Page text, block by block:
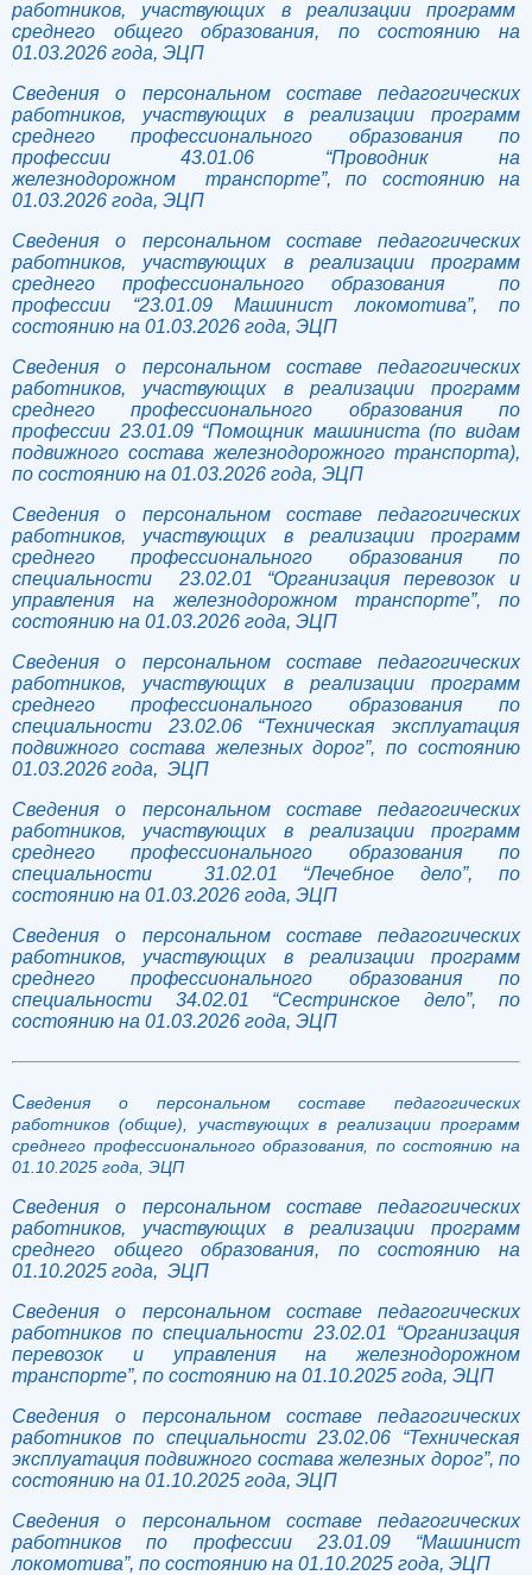
работников, участвующих в реализации программ
среднего общего образования, по состоянию на
01.03.2026 года, ЭЦП
Сведения о персональном составе педагогических
работников, участвующих в реализации программ
среднего профессионального образования по
профессии 43.01.06 “Проводник на
железнодорожном транспорте”, по состоянию на
01.03.2026 года, ЭЦП
Сведения о персональном составе педагогических
работников, участвующих в реализации программ
среднего профессионального образования по
профессии “23.01.09 Машинист локомотива”, по
состоянию на 01.03.2026 года, ЭЦП
Сведения о персональном составе педагогических
работников, участвующих в реализации программ
среднего профессионального образования по
профессии 23.01.09 “Помощник машиниста (по видам
подвижного состава железнодорожного транспорта),
по состоянию на 01.03.2026 года, ЭЦП
Сведения о персональном составе педагогических
работников, участвующих в реализации программ
среднего профессионального образования по
специальности 23.02.01 “Организация перевозок и
управления на железнодорожном транспорте”, по
состоянию на 01.03.2026 года, ЭЦП
Сведения о персональном составе педагогических
работников, участвующих в реализации программ
среднего профессионального образования по
специальности 23.02.06 “Техническая эксплуатация
подвижного состава железных дорог”, по состоянию
01.03.2026 года, ЭЦП
Сведения о персональном составе педагогических
работников, участвующих в реализации программ
среднего профессионального образования по
специальности 31.02.01 “Лечебное дело”, по
состоянию на 01.03.2026 года, ЭЦП
Сведения о персональном составе педагогических
работников, участвующих в реализации программ
среднего профессионального образования по
специальности 34.02.01 “Сестринское дело”, по
состоянию на 01.03.2026 года, ЭЦП
Сведения о персональном составе педагогических
работников (общие), участвующих в реализации программ
среднего профессионального образования, по состоянию на
01.10.2025 года, ЭЦП
Сведения о персональном составе педагогических
работников, участвующих в реализации программ
среднего общего образования, по состоянию на
01.10.2025 года, ЭЦП
Сведения о персональном составе педагогических
работников по специальности 23.02.01 “Организация
перевозок и управления на железнодорожном
транспорте”, по состоянию на 01.10.2025 года, ЭЦП
Сведения о персональном составе педагогических
работников по специальности 23.02.06 “Техническая
эксплуатация подвижного состава железных дорог”, по
состоянию на 01.10.2025 года, ЭЦП
Сведения о персональном составе педагогических
работников по профессии 23.01.09 “Машинист
локомотива”, по состоянию на 01.10.2025 года, ЭЦП